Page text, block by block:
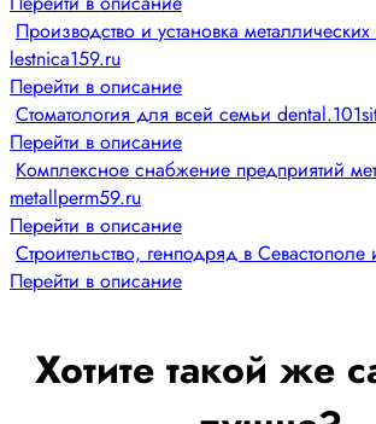
Производство и установка
lestnica159.ru
Перейти в описание
Стоматология для всей семьи
Перейти в описание
Комплексное снабжение предприятий
metallperm59.ru
Перейти в описание
Строительство, генподряд в
Перейти в описание
Хотите такой же